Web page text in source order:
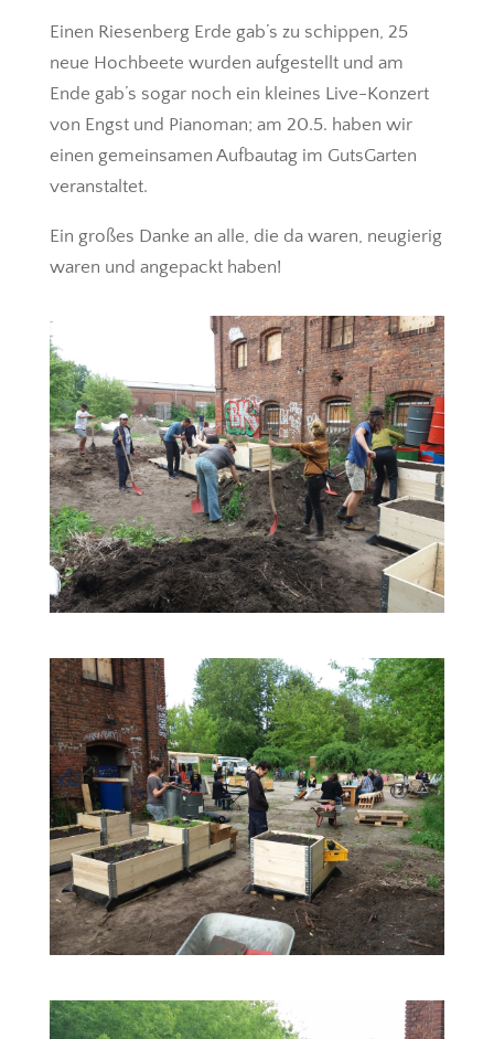
Einen Riesenberg Erde gab’s zu schippen, 25
neue Hochbeete wurden aufgestellt und am
Ende gab’s sogar noch ein kleines Live-Konzert
von Engst und Pianoman; am 20.5. haben wir
einen gemeinsamen Aufbautag im GutsGarten
veranstaltet.
Ein großes Danke an alle, die da waren, neugierig
waren und angepackt haben!